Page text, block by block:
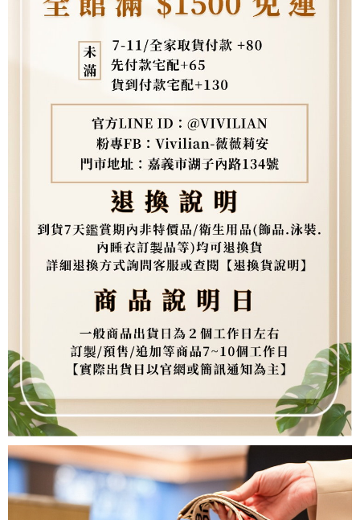
１．透過由恩沛科技股份有限公司提供之「AFTEE先享後付」服務完成之交
權轉讓予恩沛科技股份有限公司。
２．關於個人資料處理事宜，請瀏覽以下網址：
https://aftee.tw/terms/#terms3
３．未成年的使用者請事先徵得法定代理人或監護人之同意方可使用
４．使用「AFTEE先享後付」時，將依據個別帳號之用戶狀況，依本公司即
時審查核予不同之上限額度；若仍有額度不足之情形，本公司將視審查結果
請求用戶進行身份認證。
５．嚴禁一人註冊多個帳號或使用他人資訊註冊。若發現惡意使用之情形，
恩沛科技股份有限公司將有權停止該用戶之使用額度並採取法律行動。
海外配送 查看運費